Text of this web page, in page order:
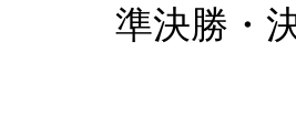
準決勝・